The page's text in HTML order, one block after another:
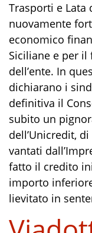
Trasporti e Lata
nuovamente
economico
Siciliane e per
dell’ente. In
dichiarano i
definitiva il
subito un
dell’Unicredit,
vantati
fatto il credito
importo
lievitato in